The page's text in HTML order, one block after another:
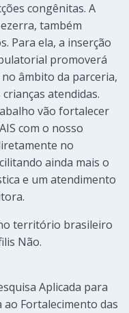
congênitas. A
também
Para ela, a inserção
promoverá
âmbito da parceria,
atendidas.
vão fortalecer
com o nosso
no
ainda mais o
e um atendimento
território brasileiro
Não.
Aplicada para
Fortalecimento das